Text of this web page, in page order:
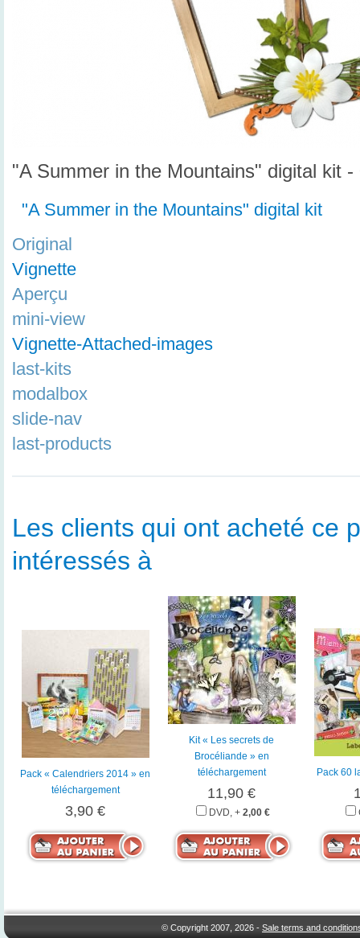
"A Summer in the Mountains" digital kit
"A Summer in the Mountains" digital kit
Original
Vignette
Aperçu
mini-view
Vignette-Attached-images
last-kits
modalbox
slide-nav
last-products
Les clients qui ont acheté ce
intéressés à
Pack « Calendriers 2014 » en
téléchargement
3,90 €
Kit « Les secrets de
Brocéliande » en
téléchargement
11,90 €
DVD, + 2,00 €
Pack 60
© Copyright 2007, 2026 -Sale terms and